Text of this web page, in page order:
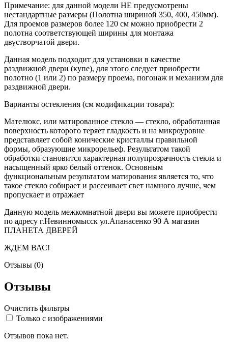
Примечание: для данной модели НЕ предусмотрены
нестандартные размеры (Полотна шириной 350, 400, 450мм).
Для проемов размеров более 120 см можно приобрести 2
полотна соответствующей ширины для монтажа
двустворчатой двери.
Данная модель подходит для установки в качестве
раздвижной двери (купе), для этого следует приобрести
полотно (1 или 2) по размеру проема, погонаж и механизм для
раздвижной двери.
Варианты остекления (см модификации товара):
Мателюкс, или матированное стекло — стекло, обработанная
поверхность которого теряет гладкость и на микроуровне
представляет собой конические кристаллы правильной
формы, образующие микрорельеф. Результатом такой
обработки становится характерная полупрозрачность стекла и
насыщенный ярко белый оттенок. Основным
функциональным результатом матирования является то, что
такое стекло собирает и рассеивает свет намного лучше, чем
пропускает и отражает
Данную модель межкомнатной двери вы можете приобрести
по адресу г.Невинномысск ул.Апанасенко 90 А магазин
ПЛАНЕТА ДВЕРЕЙ
ЖДЕМ ВАС!
Отзывы (0)
Отзывы
Очистить фильтры
Только с изображениями
Отзывов пока нет.